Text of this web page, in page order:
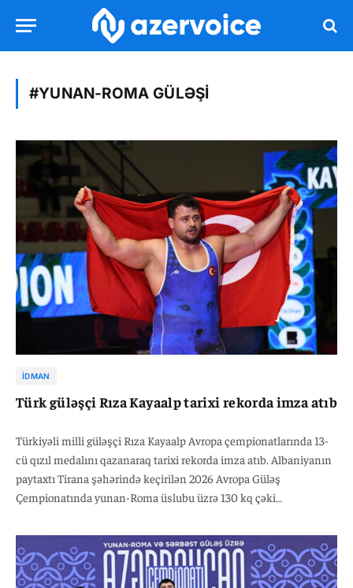
#YUNAN-ROMA GÜLƏŞI
İDMAN
Türk güləşçi Rıza Kayaalp tarixi rekorda imza atıb
Türkiyəli milli güləşçi Rıza Kayaalp Avropa çempionatlarında 13-
cü qızıl medalını qazanaraq tarixi rekorda imza atıb. Albaniyanın
paytaxtı Tirana şəhərində keçirilən 2026 Avropa Güləş
Çempionatında yunan-Roma üslubu üzrə 130 kq çəki
Viteki 7:1 hesabı ilə məğlub edib.